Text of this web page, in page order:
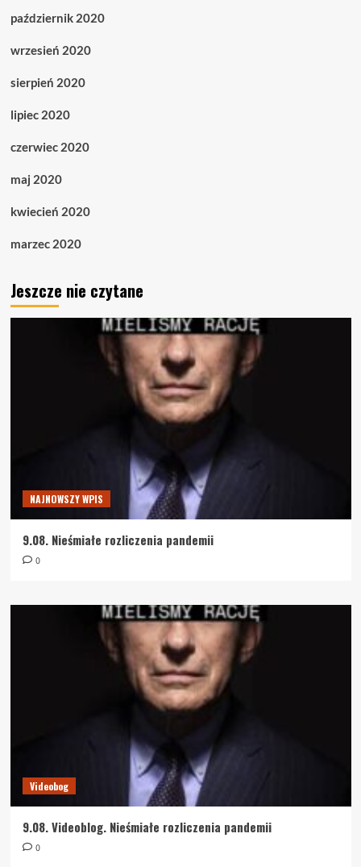
październik 2020
wrzesień 2020
sierpień 2020
lipiec 2020
czerwiec 2020
maj 2020
kwiecień 2020
marzec 2020
Jeszcze nie czytane
NAJNOWSZY WPIS
9.08. Nieśmiałe rozliczenia pandemii
0
Videobog
9.08. Videoblog. Nieśmiałe rozliczenia pandemii
0